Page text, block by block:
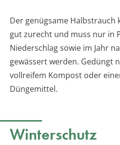
Der genügsame
gut zurecht und muss nur in
Niederschlag sowie im Jahr
gewässert werden. Gedüngt
vollreifem Kompost oder
Düngemittel.
Winterschutz